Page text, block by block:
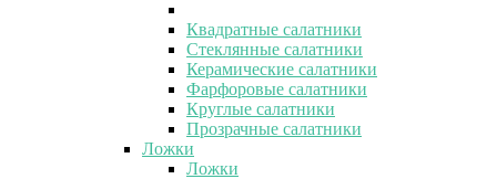
Квадратные салатники
Стеклянные салатники
Керамические салатники
Фарфоровые салатники
Круглые салатники
Прозрачные салатники
Ложки
Ложки